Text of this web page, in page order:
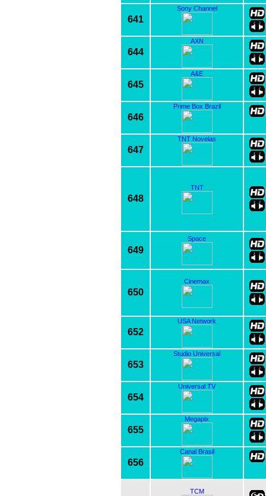
641
Sony Channel
644
AXN
645
A&E
646
Prime Box Brazil
647
TNT Novelas
648
TNT
649
Space
650
Cinemax
652
USA Network
653
Studio Universal
654
Universal TV
655
Megapix
656
Canal Brasil
TCM